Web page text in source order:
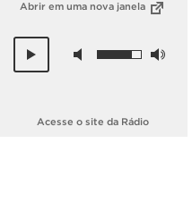
Abrir em uma nova janela
Acesse o site da Rádio